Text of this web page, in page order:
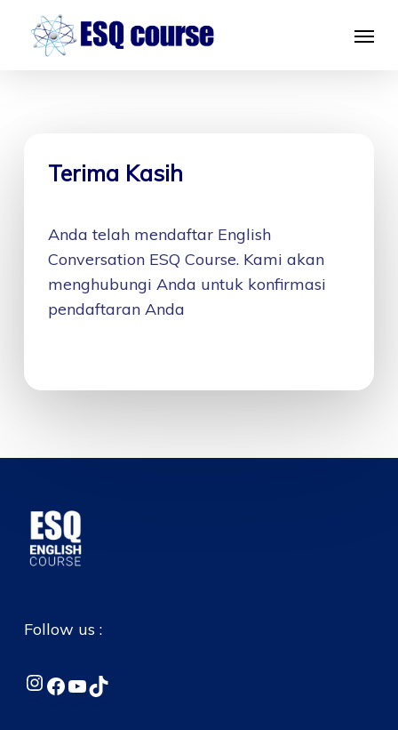
Terima Kasih
Anda telah mendaftar English
Conversation ESQ Course. Kami akan
menghubungi Anda untuk konfirmasi
pendaftaran Anda
Follow us :
Instagram
Facebook
YouTube
TikTok